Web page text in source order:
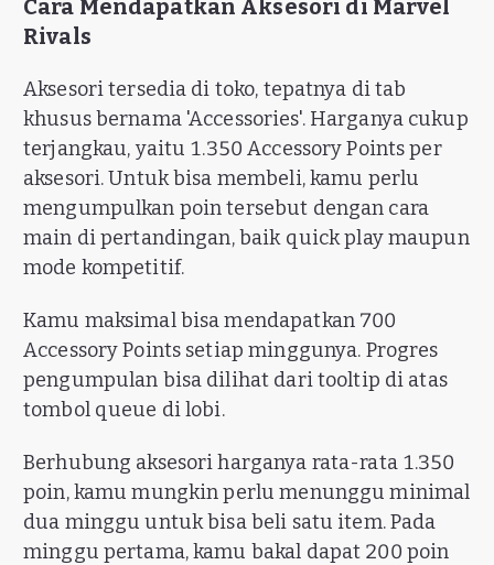
Cara Mendapatkan Aksesori di Marvel
Rivals
Aksesori tersedia di toko, tepatnya di tab
khusus bernama 'Accessories'. Harganya cukup
terjangkau, yaitu 1.350 Accessory Points per
aksesori. Untuk bisa membeli, kamu perlu
mengumpulkan poin tersebut dengan cara
main di pertandingan, baik quick play maupun
mode kompetitif.
Kamu maksimal bisa mendapatkan 700
Accessory Points setiap minggunya. Progres
pengumpulan bisa dilihat dari tooltip di atas
tombol queue di lobi.
Berhubung aksesori harganya rata-rata 1.350
poin, kamu mungkin perlu menunggu minimal
dua minggu untuk bisa beli satu item. Pada
minggu pertama, kamu bakal dapat 200 poin